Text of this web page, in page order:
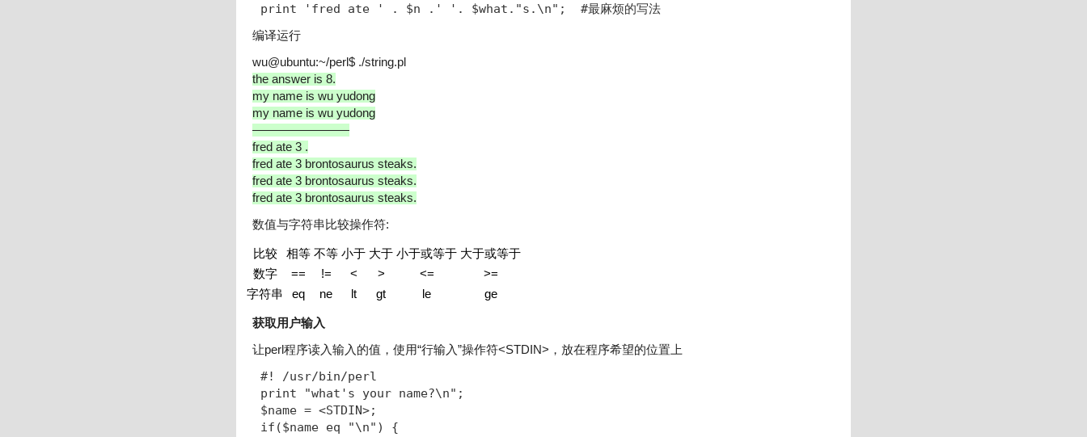
print 'fred ate ' . $n .' '. $what."s.\n";  #最麻烦的写法
编译运行
wu@ubuntu:~/perl$ ./string.pl
the answer is 8.
my name is wu yudong
my name is wu yudong
————————
fred ate 3 .
fred ate 3 brontosaurus steaks.
fred ate 3 brontosaurus steaks.
fred ate 3 brontosaurus steaks.
数值与字符串比较操作符:
比较 相等 不等 小于 大于 小于或等于 大于或等于
数字
== != < > <=
>=
字符串
eq ne lt gt le ge
获取用户输入
让perl程序读入输入的值，使用“行输入”操作符<STDIN>，放在程序希望的位置上
#! /usr/bin/perl
print "what's your name?\n";
$name = <STDIN>;
if($name eq "\n") {